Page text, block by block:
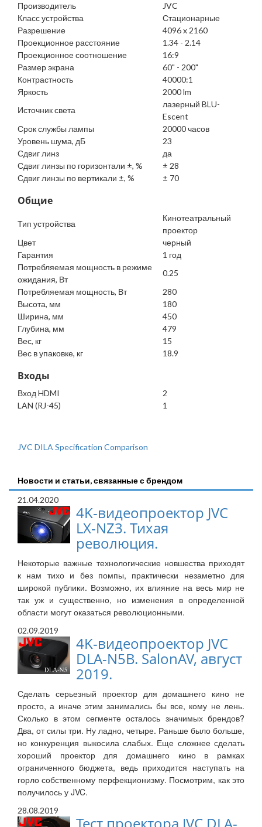
Производитель
JVC
Класс устройства
Стационарные
Разрешение
4096 x 2160
Проекционное расстояние
1.34 - 2.14
Проекционное соотношение
16:9
Размер экрана
60" - 200"
Контрастность
40000:1
Яркость
2000 lm
Источник света
лазерный BLU-
Escent
Срок службы лампы
20000 часов
Уровень шума, дБ
23
Сдвиг линз
да
Сдвиг линзы по горизонтали ±, %
± 28
Сдвиг линзы по вертикали ±, %
± 70
Общие
Тип устройства
Кинотеатральный
проектор
Цвет
черный
Гарантия
1 год
Потребляемая мощность в режиме
ожидания, Вт
0.25
Потребляемая мощность, Вт
280
Высота, мм
180
Ширина, мм
450
Глубина, мм
479
Вес, кг
15
Вес в упаковке, кг
18.9
Входы
Вход HDMI
2
LAN (RJ-45)
1
JVC DILA Specification Comparison
Новости и статьи, связанные с брендом
21.04.2020
4K-видеопроектор JVC
LX-NZ3. Тихая
революция.
Некоторые важные технологические новшества приходят
к нам тихо и без помпы, практически незаметно для
широкой публики. Возможно, их влияние на весь мир не
так уж и существенно, но изменения в определенной
области могут оказаться революционными.
02.09.2019
4K-видеопроектор JVC
DLA-N5B. SalonAV, август
2019.
Сделать серьезный проектор для домашнего кино не
просто, а иначе этим занимались бы все, кому не лень.
Сколько в этом сегменте осталось значимых брендов?
Два, от силы три. Ну ладно, четыре. Раньше было больше,
но конкуренция выкосила слабых. Еще сложнее сделать
хороший проектор для домашнего кино в рамках
ограниченного бюджета, ведь приходится наступать на
горло собственному перфекционизму. Посмотрим, как это
получилось у JVC.
28.08.2019